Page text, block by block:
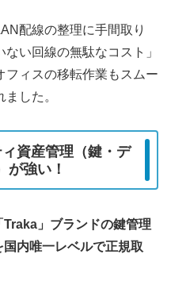
配線の整理に手間取り
ない回線の無駄なコスト」
フィスの移転作業もスムー
した。
資産管理（鍵・デ
が強い！
」ブランドの鍵管理
内唯一レベルで正規取